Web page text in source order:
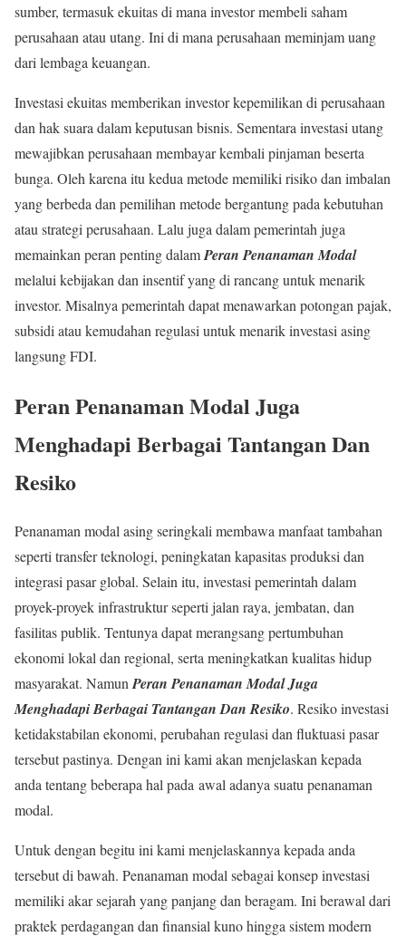
sumber, termasuk ekuitas di mana investor membeli saham
perusahaan atau utang. Ini di mana perusahaan meminjam uang
dari lembaga keuangan.
Investasi ekuitas memberikan investor kepemilikan di perusahaan
dan hak suara dalam keputusan bisnis. Sementara investasi utang
mewajibkan perusahaan membayar kembali pinjaman beserta
bunga. Oleh karena itu kedua metode memiliki risiko dan imbalan
yang berbeda dan pemilihan metode bergantung pada kebutuhan
atau strategi perusahaan. Lalu juga dalam pemerintah juga
memainkan peran penting dalamPeran Penanaman Modal
melalui kebijakan dan insentif yang di rancang untuk menarik
investor. Misalnya pemerintah dapat menawarkan potongan pajak,
subsidi atau kemudahan regulasi untuk menarik investasi asing
langsung FDI.
Peran Penanaman Modal Juga
Menghadapi Berbagai Tantangan Dan
Resiko
Penanaman modal asing seringkali membawa manfaat tambahan
seperti transfer teknologi, peningkatan kapasitas produksi dan
integrasi pasar global. Selain itu, investasi pemerintah dalam
proyek-proyek infrastruktur seperti jalan raya, jembatan, dan
fasilitas publik. Tentunya dapat merangsang pertumbuhan
ekonomi lokal dan regional, serta meningkatkan kualitas hidup
masyarakat. NamunPeran Penanaman ModalJuga
Menghadapi Berbagai Tantangan Dan Resiko. Resiko investasi
ketidakstabilan ekonomi, perubahan regulasi dan fluktuasi pasar
tersebut pastinya. Dengan ini kami akan menjelaskan kepada
anda tentang beberapa hal pada awal adanya suatu penanaman
modal.
Untuk dengan begitu ini kami menjelaskannya kepada anda
tersebut di bawah. Penanaman modal sebagai konsep investasi
memiliki akar sejarah yang panjang dan beragam. Ini berawal dari
praktek perdagangan dan finansial kuno hingga sistem modern